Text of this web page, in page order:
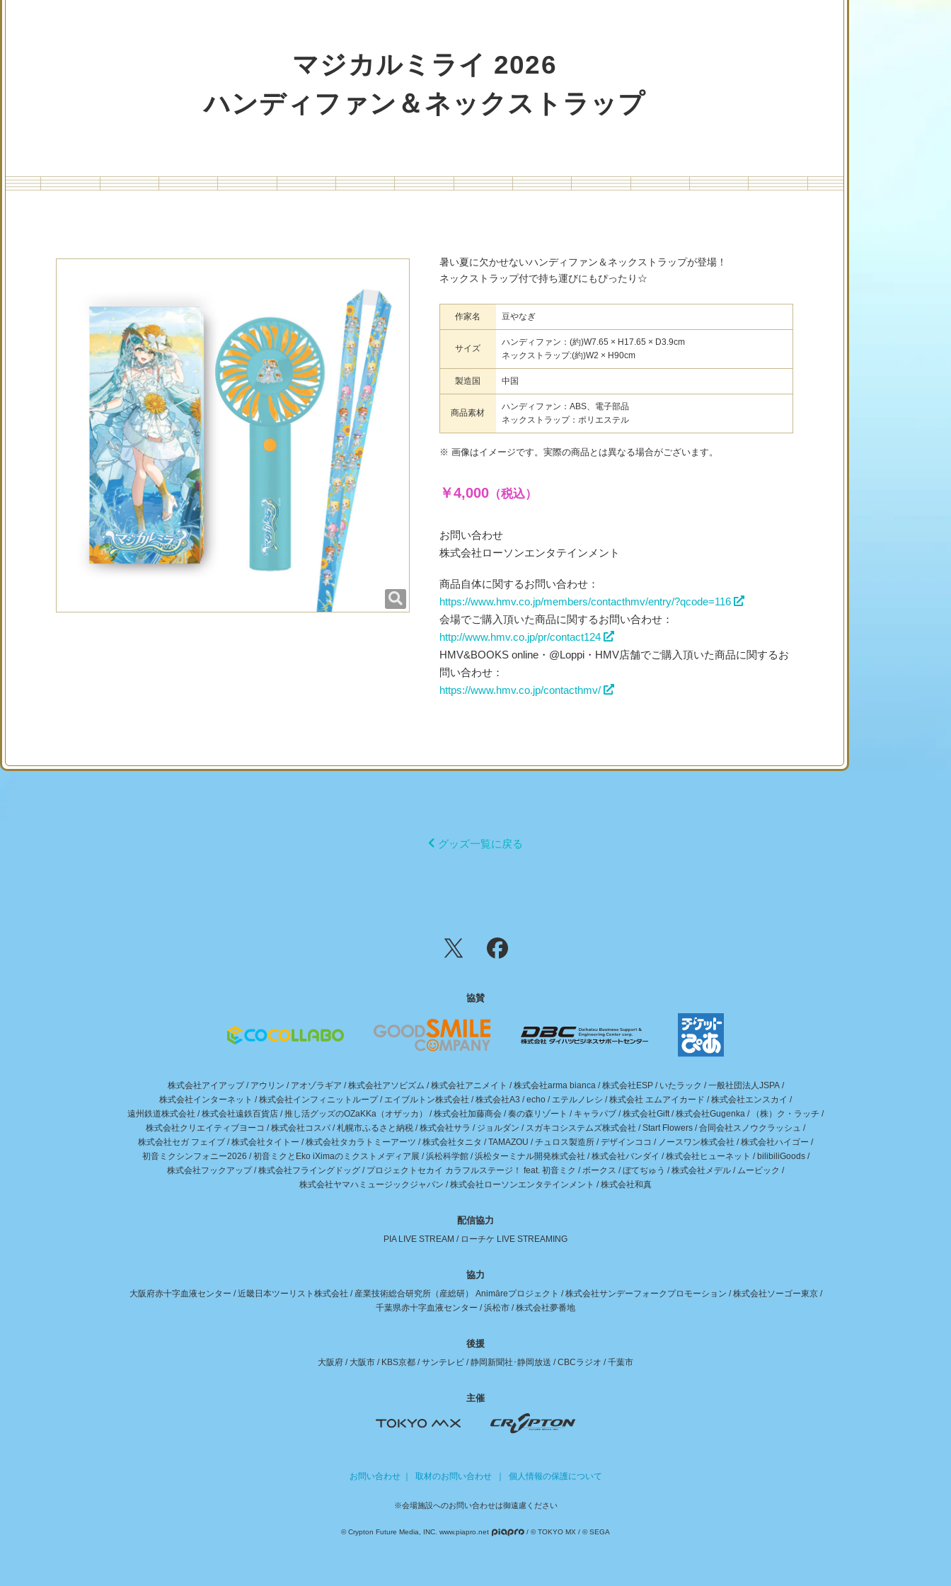
マジカルミライ 2026
ハンディファン＆ネックストラップ
暑い夏に欠かせないハンディファン＆ネックストラップが登場！
ネックストラップ付で持ち運びにもぴったり☆
作家名 豆やなぎ
サイズ
ハンディファン：(約)W7.65 × H17.65 × D3.9cm
ネックストラップ:(約)W2 × H90cm
製造国 中国
商品素材
ハンディファン：ABS、電子部品
ネックストラップ：ポリエステル
※ 画像はイメージです。実際の商品とは異なる場合がございます。
￥4,000（税込）
お問い合わせ
株式会社ローソンエンタテインメント
商品自体に関するお問い合わせ：
https://www.hmv.co.jp/members/contacthmv/entry/?qcode=116
会場でご購入頂いた商品に関するお問い合わせ：
http://www.hmv.co.jp/pr/contact124
HMV&BOOKS online・@Loppi・HMV店舗でご購入頂いた商品に関するお
問い合わせ：
https://www.hmv.co.jp/contacthmv/
グッズ一覧に戻る
協賛
株式会社アイアップ/ アウリン / アオゾラギア /株式会社アソビズム /株式会社アニメイト /株式会社arma bianca/株式会社ESP/ いたラック /一般社団法人JSPA/
株式会社インターネット /株式会社インフィニットループ/ エイブルトン株式会社 /株式会社A3 /echo / エテルノレシ /株式会社 エムアイカード /株式会社エンスカイ /
遠州鉄道株式会社 /株式会社遠鉄百貨店 /推し活グッズのOZaKKa（オザッカ） /株式会社加藤商会 /奏の森リゾート / キャラパブ /株式会社Gift/株式会社Gugenka / （株）ク・ラッチ /
株式会社クリエイティブヨーコ /株式会社コスパ /札幌市ふるさと納税 /株式会社サラ / ジョルダン / スガキコシステムズ株式会社 /Start Flowers /合同会社スノウクラッシュ /
株式会社セガ フェイブ /株式会社タイトー /株式会社タカラトミーアーツ /株式会社タニタ /TAMAZOU /チュロス製造所 /デザインココ / ノースワン株式会社 /株式会社ハイゴー /
初音ミクシンフォニー2026 /初音ミクとEko iXimaのミクストメディア展 /浜松科学館/浜松ターミナル開発株式会社 /株式会社バンダイ /株式会社ヒューネット / bilibiliGoods/
株式会社フックアップ/株式会社フライングドッグ / プロジェクトセカイ カラフルステージ！ feat. 初音ミク /ボークス /ぼてぢゅう /株式会社メデル /ムービック /
株式会社ヤマハミュージックジャパン /株式会社ローソンエンタテインメント /株式会社和真
配信協力
PIA LIVE STREAM / ローチケ LIVE STREAMING
協力
大阪府赤十字血液センター /近畿日本ツーリスト株式会社 / 産業技術総合研究所（産総研） Animāreプロジェクト /株式会社サンデーフォークプロモーション /株式会社ソーゴー東京/
千葉県赤十字血液センター /浜松市 /株式会社夢番地
後援
大阪府 / 大阪市 / KBS京都 /サンテレビ /静岡新聞社･静岡放送 /CBCラジオ /千葉市
主催
お問い合わせ｜ 取材のお問い合わせ｜ 個人情報の保護について
※会場施設へのお問い合わせは御遠慮ください
© Crypton Future Media, INC. www.piapro.net / © TOKYO MX / © SEGA